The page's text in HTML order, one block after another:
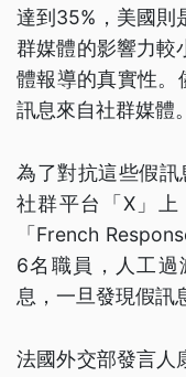
達到35%，美國則
群媒體的影響力較
體報導的真實性。
訊息來自社群媒體。
為了對抗這些假
社群平台「X」
「French
6名職員，人工
息，一旦發現假訊
法國外交部發言人